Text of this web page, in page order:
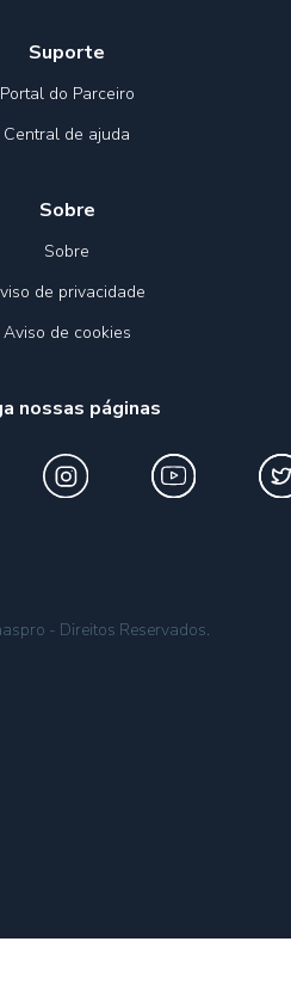
Suporte
Portal do Parceiro
Central de ajuda
Sobre
Sobre
de privacidade
Aviso de cookies
nossas páginas
- Direitos Reservados.